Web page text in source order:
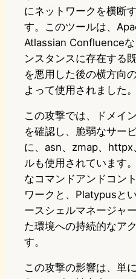
にネットワークを横断
す。このツールは、
Atlassian Confluence
ンスタンスに存在する
を悪用した後の横方向
よって使用されました。
この攻撃では、ドメイ
を確認し、脆弱なサー
に、asn、zmap、
ルも使用されています
なコマンドアンドコン
ワークと、Platypusと
ースシェルマネージャ
た環境への持続的なア
す。
この攻撃の影響は、単